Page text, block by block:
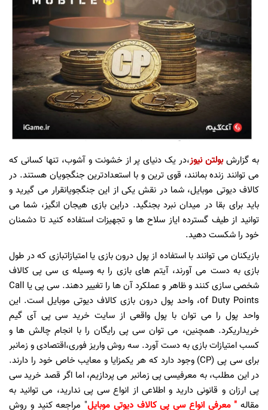
به گزارشبولتن نیوز،در یکدنیایپر از خشونت و آشوب، تنها کسانی که
میتوانند زنده بمانند، قوی ترین و با استعدادترینجنگجویان هستند. در
کالاف دیوتی موبایل، شما در نقش یکیاز اینجنگجویانقرار می گیریدو
بایدبرای بقا در میداننبرد بجنگید. دراینبازی هیجانانگیز، شما می
توانیداز طیف گسترده ایاز سلاح ها و تجهیزاتاستفاده کنیدتا دشمنان
خود را شکست دهید.
بازیکنانمی توانند با استفاده از پول درون بازی یا امتیازاتبازی که در طول
بازیبه دست میآورند، آیتم های بازی را به وسیله ی سی پی کالاف
شخصیسازیکنندوظاهر و عملکرد آنها را تغییردهند. سیپییا Call
of Duty Points، واحد پول درون بازیکالاف دیوتیموبایلاست. این
واحد پول را می توان با پول واقعی ازسایت خرید سی پی آی گیم
خریداریکرد. همچنین، میتوان سی پی رایگان را با انجام چالش ها و
کسب امتیازاتبازیبه دست آورد. سه روش واریزفوری،اقتصادیو زمانبر
برایسیپی(
CP
) وجود دارد که هر یکمزایا و معایبخاص خود را دارند.
در این مطلب، به معرفیسیپیزمانبر می پردازیم، اما اگر قصد خرید سی
پی ارزان و قانونی دارید و اطلاعی از انواع سی پی ندارید، می توانید به
مقاله "معرفی انواع سی پی کالاف دیوتی موبایل" مراجعه کنید و روش